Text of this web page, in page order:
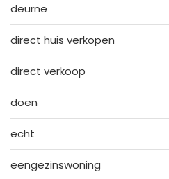
deurne
direct huis verkopen
direct verkoop
doen
echt
eengezinswoning